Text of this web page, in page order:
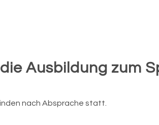
Ausbildung zum
nach Absprache statt.